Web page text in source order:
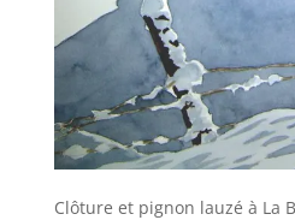
Clôture et pignon lauzé à La